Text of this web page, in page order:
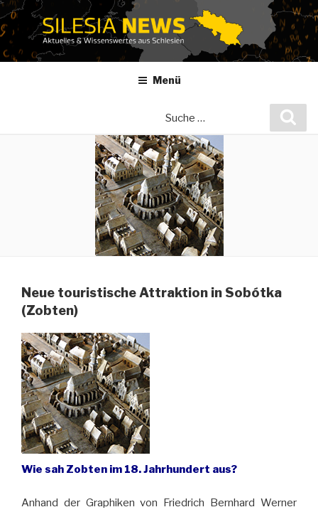
Zum
Inhalt
springen
Menü
Neue touristische Attraktion in Sobótka
(Zobten)
Wie sah Zobten im 18. Jahrhundert aus?
Anhand der Graphiken von Friedrich Bernhard Werner